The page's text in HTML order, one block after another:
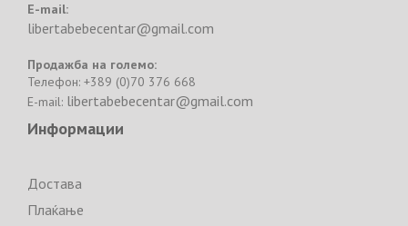
E-mail:
libertabebecentar@gmail.com
Продажба на големо:
Телефон: +389 (0)70 376 668
E-mail: libertabebecentar@gmail.com
Информации
Достава
Плаќање